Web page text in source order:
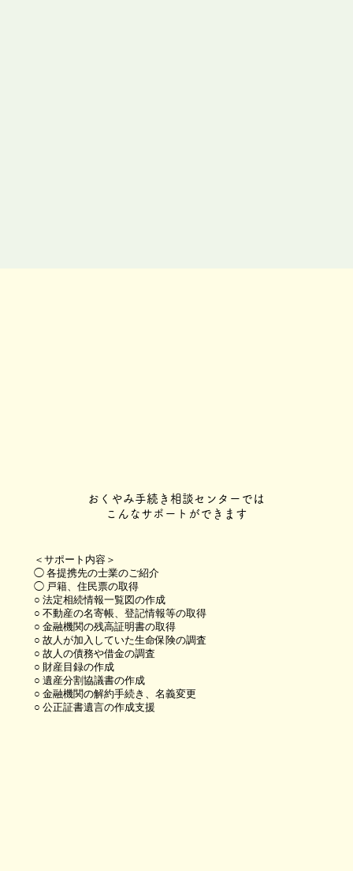
おくやみ手続き相談センターでは
こんなサポートができます
＜サポート内容＞
◯ 各提携先の士業のご紹介
◯ 戸籍、住民票の取得
○ 法定相続情報一覧図の作成
○ 不動産の名寄帳、登記情報等の取得
○ 金融機関の残高証明書の取得
○ 故人が加入していた生命保険の調査
○ 故人の債務や借金の調査
○ 財産目録の作成
○ 遺産分割協議書の作成
○ 金融機関の解約手続き、名義変更
○ 公正証書遺言の作成支援